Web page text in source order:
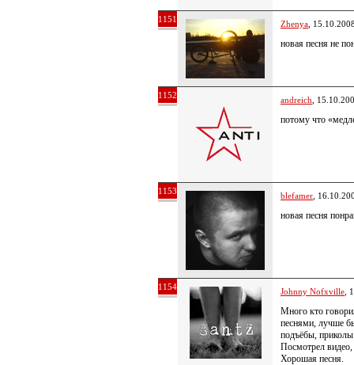
1151 Zhenya ,
новая песня не
1152 andreich ,
потому что
1153 blefamer ,
новая песня
1154 Johnny Nofxville ,
Много кто
песнями, лучше
подъёбы,
Посмотрел
Хорошая песня.